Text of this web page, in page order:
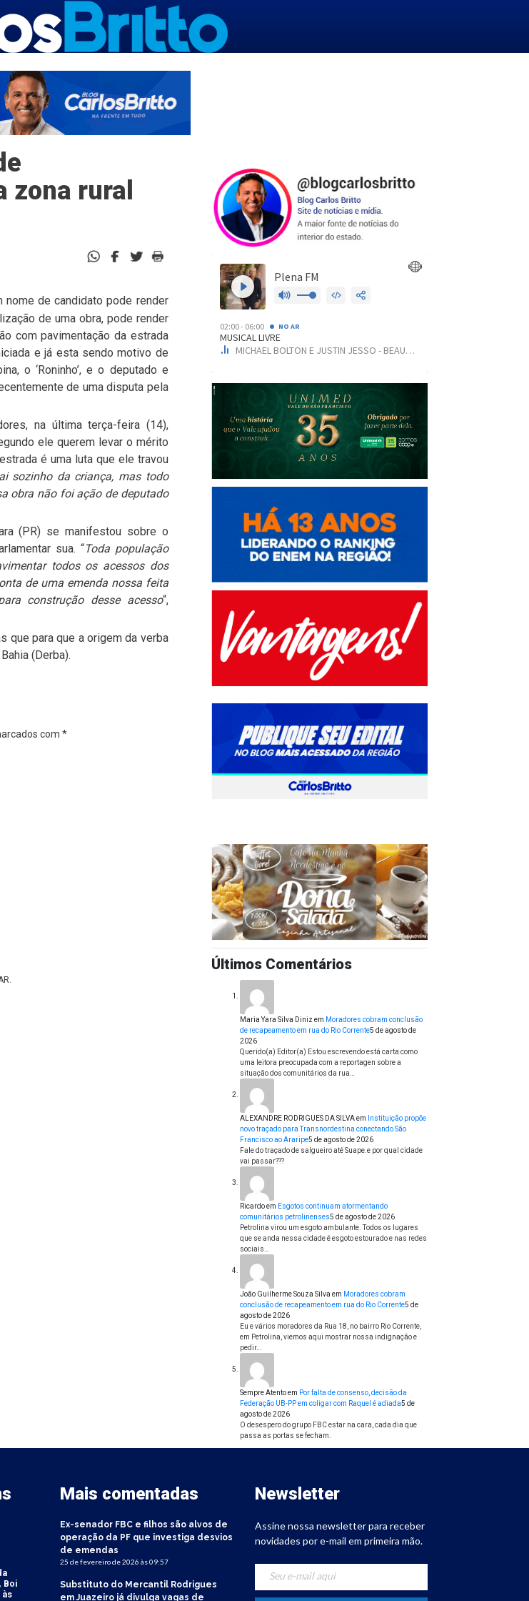
zona rural
nome de candidato pode render
de uma obra, pode render
com pavimentação da estrada
e já esta sendo motivo de
o ‘Roninho’, e o deputado e
de uma disputa pela
na última terça-feira (14),
ele querem levar o mérito
é uma luta que ele travou
sozinho da criança, mas todo
obra não foi ação de deputado
(PR) se manifestou sobre o
sua. “Toda população
todos os acessos dos
de uma emenda nossa feita
construção desse acesso“,
que para que a origem da verba
(Derba).
com *
Últimos Comentários
Maria Yara Silva Diniz em Moradores cobram conclusão
de recapeamento em rua do Rio Corrente5 de agosto de
2026
Querido(a) Editor(a) Estou escrevendo está carta como
uma leitora preocupada com a reportagen sobre a
situação dos comunitários da rua…
ALEXANDRE RODRIGUES DA SILVAem
Instituição propõe
novo traçado para Transnordestina conectando São
Francisco ao Araripe5 de agosto de 2026
Fale do traçado de salgueiro até Suape.e por qual cidade
vai passar???
Ricardoem Esgotos continuam atormentando
comunitários petrolinenses5 de agosto de 2026
Petrolina virou um esgoto ambulante. Todos os lugares
que se anda nessa cidade é esgoto estourado e nas redes
sociais…
João Guilherme Souza Silva em Moradores cobram
conclusão de recapeamento em rua do Rio Corrente5 de
agosto de 2026
Eu e vários moradores da Rua 18, no bairro Rio Corrente,
em Petrolina, viemos aqui mostrar nossa indignação e
pedir…
Sempre Atentoem Por falta de consenso, decisão da
Federação UB-PP em coligar com Raquel é adiada5 de
agosto de 2026
O desespero do grupo FBC estar na cara, cada dia que
passa as portas se fecham.
Boi
às
Mais comentadas
Ex-senador FBC e filhos são alvos de
operação da PF que investiga desvios
de emendas
25 de fevereiro de 2026 às 09:57
Substituto do Mercantil Rodrigues
em Juazeiro já divulga vagas de
Newsletter
Assine nossa newsletter para receber
novidades por e-mail em primeira mão.